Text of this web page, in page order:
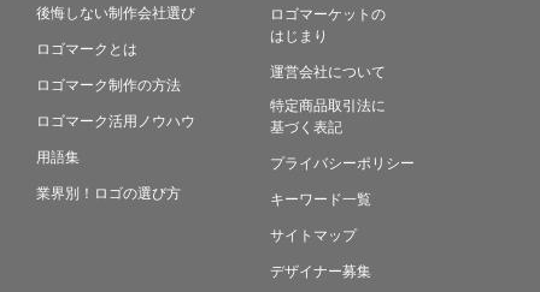
後悔しない制作会社選び
ロゴマークとは
ロゴマーク制作の方法
ロゴマーク活用ノウハウ
用語集
業界別！ロゴの選び方
ロゴマーケットの
はじまり
運営会社について
特定商品取引法に
基づく表記
プライバシーポリシー
キーワード一覧
サイトマップ
デザイナー募集